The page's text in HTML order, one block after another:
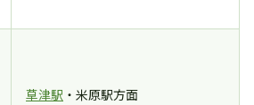
草津駅 ・米原駅方面